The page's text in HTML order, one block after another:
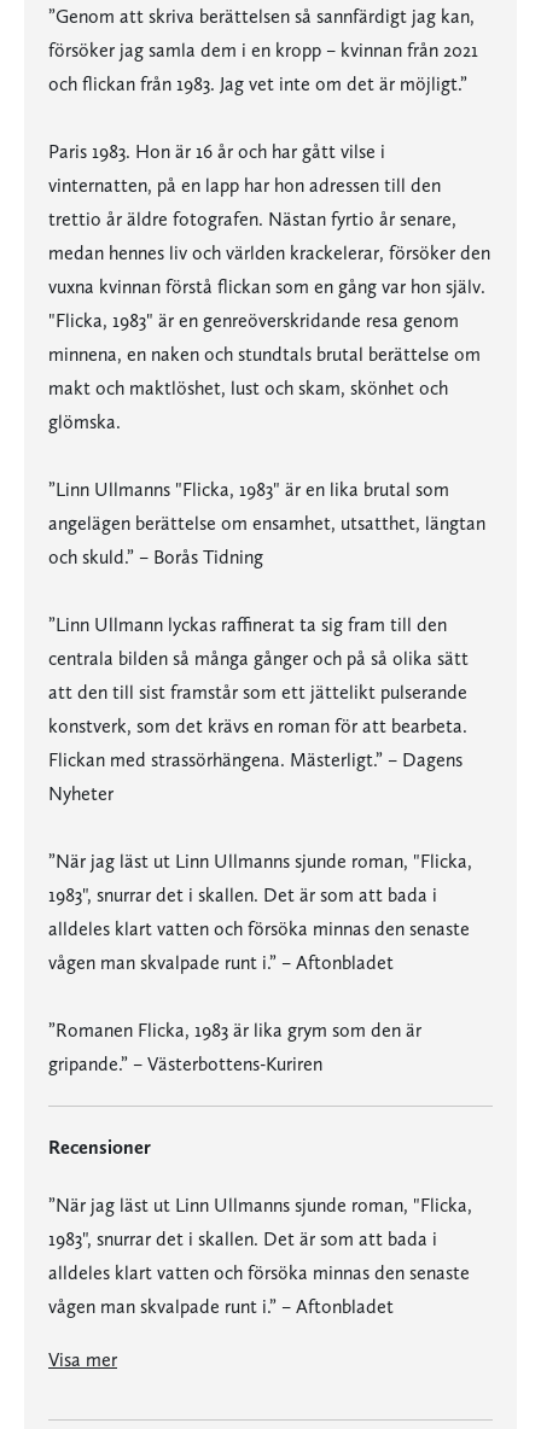
”Genom att skriva berättelsen så sannfärdigt jag kan,
försöker jag samla dem i en kropp – kvinnan från 2021
och flickan från 1983. Jag vet inte om det är möjligt.”
Paris 1983. Hon är 16 år och har gått vilse i
vinternatten, på en lapp har hon adressen till den
trettio år äldre fotografen. Nästan fyrtio år senare,
medan hennes liv och världen krackelerar, försöker den
vuxna kvinnan förstå flickan som en gång var hon själv.
"Flicka, 1983" är en genreöverskridande resa genom
minnena, en naken och stundtals brutal berättelse om
makt och maktlöshet, lust och skam, skönhet och
glömska.
”Linn Ullmanns "Flicka, 1983" är en lika brutal som
angelägen berättelse om ensamhet, utsatthet, längtan
och skuld.” – Borås Tidning
”Linn Ullmann lyckas raffinerat ta sig fram till den
centrala bilden så många gånger och på så olika sätt
att den till sist framstår som ett jättelikt pulserande
konstverk, som det krävs en roman för att bearbeta.
Flickan med strassörhängena. Mästerligt.” – Dagens
Nyheter
”När jag läst ut Linn Ullmanns sjunde roman, "Flicka,
1983", snurrar det i skallen. Det är som att bada i
alldeles klart vatten och försöka minnas den senaste
vågen man skvalpade runt i.” – Aftonbladet
”Romanen Flicka, 1983 är lika grym som den är
gripande.” – Västerbottens-Kuriren
Recensioner
”När jag läst ut Linn Ullmanns sjunde roman, "Flicka,
1983", snurrar det i skallen. Det är som att bada i
alldeles klart vatten och försöka minnas den senaste
vågen man skvalpade runt i.” – Aftonbladet
Visa mer